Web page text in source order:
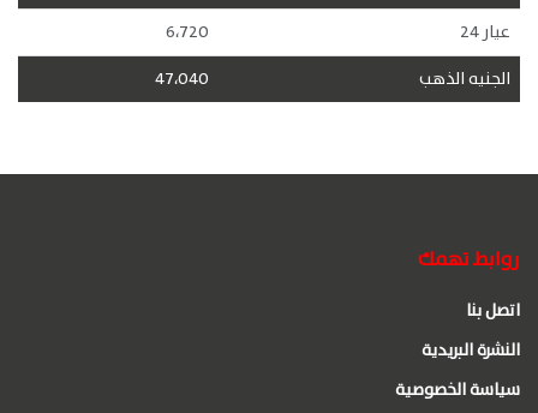
عيار 24
6،720
الجنيه الذهب
47،040
روابط تهمك
اتصل بنا
النشرة البريدية
سياسة الخصوصية